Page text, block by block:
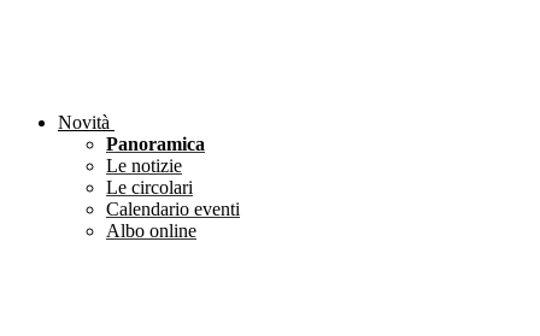
Novità
Panoramica
Le notizie
Le circolari
Calendario eventi
Albo online